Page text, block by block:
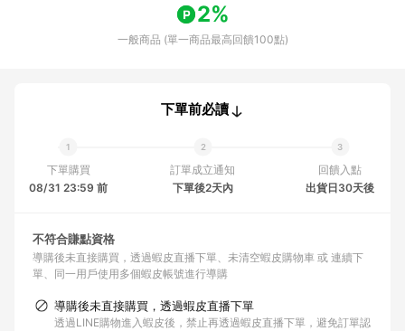
2%
一般商品 (單一商品最高回饋100點)
下單前必讀
下單購買
08/31 23:59 前
訂單成立通知
下單後2天內
回饋入點
出貨日30天後
不符合賺點資格
導購後未直接購買，透過蝦皮直播下單
未清空蝦皮購物車 或 連續下
單
同一用戶使用多個蝦皮帳號進行導購
導購後未直接購買，透過蝦皮直播下單
透過LINE購物進入蝦皮後，禁止再透過蝦皮直播下單，避免訂單認